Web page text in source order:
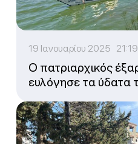
19 Ιανουαρίου 2025 21:19
Ο πατριαρχικός
ευλόγησε τα ύδατα